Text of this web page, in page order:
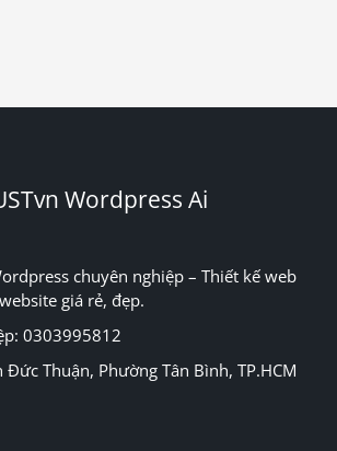
Wordpress Ai
chuyên nghiệp – Thiết kế web
giá rẻ, đẹp.
0303995812
Thuận, Phường Tân Bình, TP.HCM